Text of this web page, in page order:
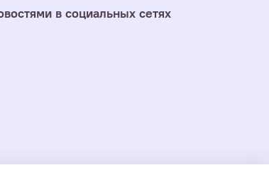
в социальных сетях